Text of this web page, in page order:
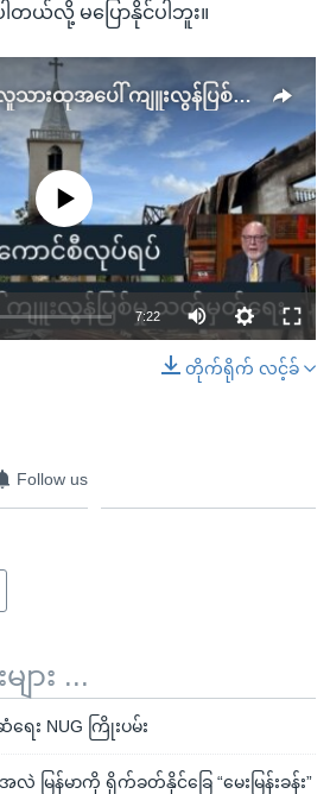
ယ်လို့ မပြောနိုင်ပါဘူး။
စစ်ကောင်စီလုပ်ရပ် လူသားထုအပေါ် ကျူးလွန်ပြစ်မှု သတ်မှတ်ရေး
720p
source currently available
7:22 Auto
240p
တိုက်ရိုက် လင့်ခ်
Follow us
ား ...
ေး NUG ကြိုးပမ်း
အလဲ မြန်မာကို ရိုက်ခတ်နိုင်ခြေ “မေးမြန်းခန်း”